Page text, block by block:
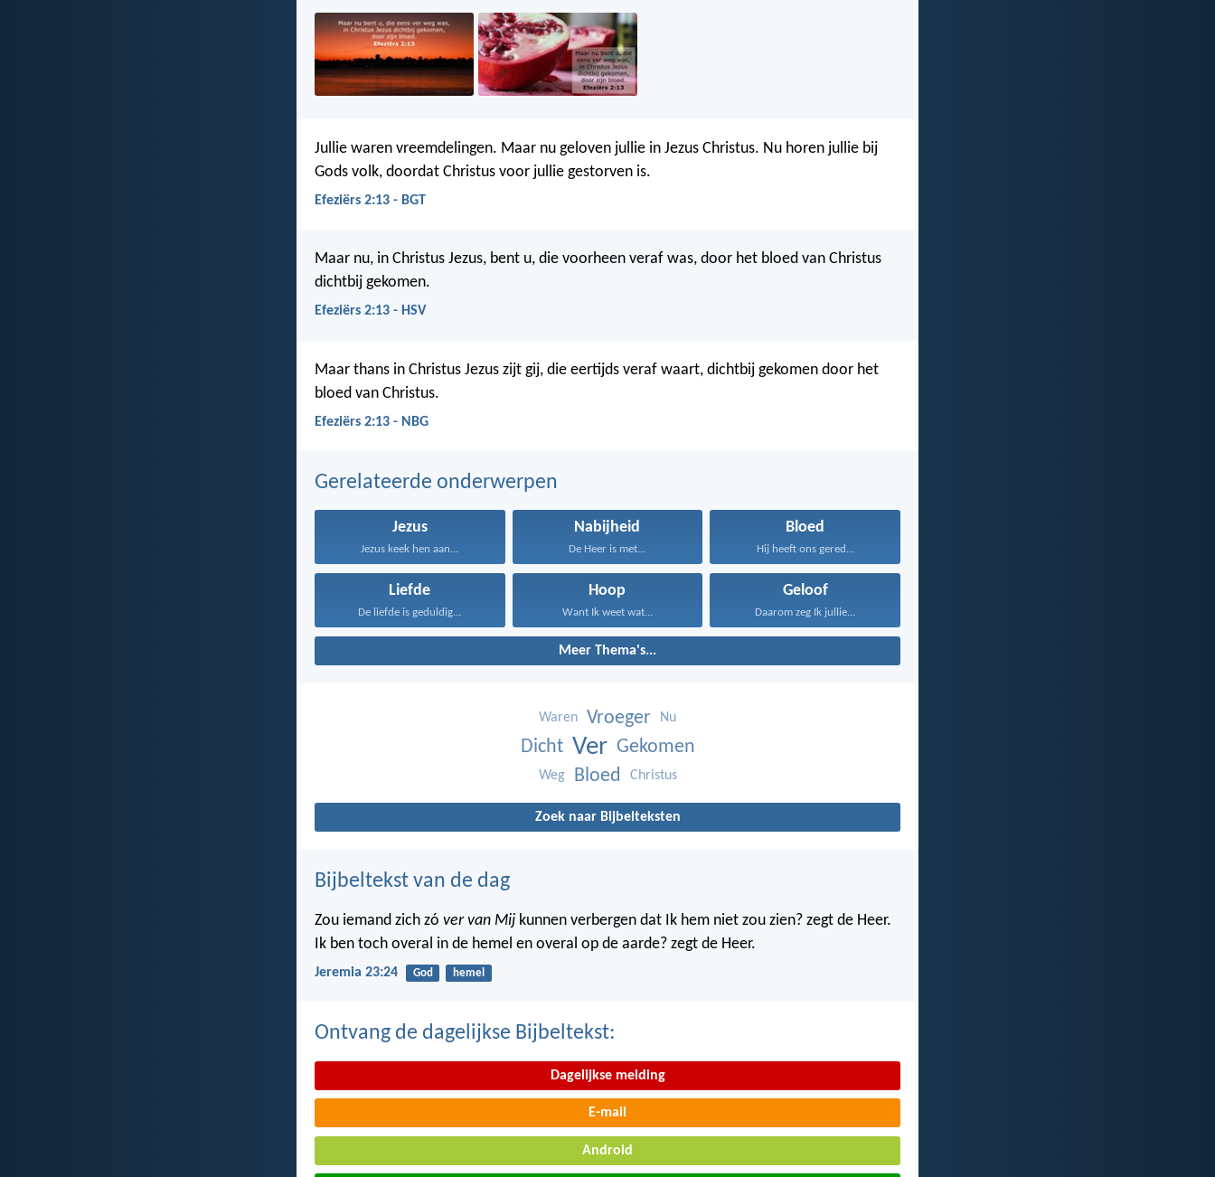
Jullie waren vreemdelingen. Maar nu geloven jullie in Jezus Christus. Nu horen jullie bij
Gods volk, doordat Christus voor jullie gestorven is.
Efeziërs 2:13 - BGT
Maar nu, in Christus Jezus, bent u, die voorheen veraf was, door het bloed van Christus
dichtbij gekomen.
Efeziërs 2:13 - HSV
Maar thans in Christus Jezus zijt gij, die eertijds veraf waart, dichtbij gekomen door het
bloed van Christus.
Efeziërs 2:13 - NBG
Gerelateerde onderwerpen
Jezus
Jezus keek hen aan...
Nabijheid
De Heer is met...
Bloed
Hij heeft ons gered...
Liefde
De liefde is geduldig...
Hoop
Want Ik weet wat...
Geloof
Daarom zeg Ik jullie...
Meer Thema's...
Waren Vroeger Nu
Dicht Ver Gekomen
Weg Bloed Christus
Zoek naar Bijbelteksten
Bijbeltekst van de dag
Zou iemand zich zó ver van Mij kunnen verbergen dat Ik hem niet zou zien? zegt de Heer.
Ik ben toch overal in de hemel en overal op de aarde? zegt de Heer.
Jeremia 23:24 God hemel
Ontvang de dagelijkse Bijbeltekst:
Dagelijkse melding
E-mail
Android